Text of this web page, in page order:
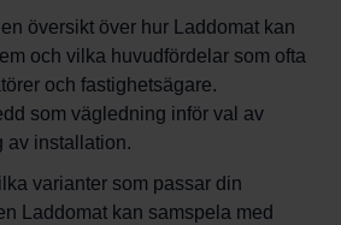
översikt över hur Laddomat kan
och vilka huvudfördelar som ofta
och fastighetsägare.
som vägledning inför val av
av installation.
varianter som passar din
Laddomat kan samspela med